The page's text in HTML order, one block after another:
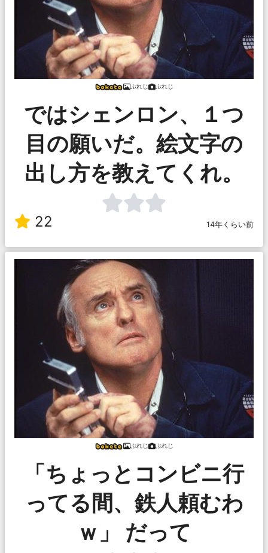
ぷれじ ぷれじ
ではシェンロン、１つ
目の願いだ。絵文字の
出し方を教えてくれ。
22 14年くらい前
ぷれじ ぷれじ
「ちょっとコンビニ行
ってる間、鉄人頼むわ
ｗ」 だって